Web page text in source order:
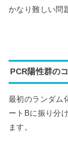
かなり難しい問
PCR陽性群の
最初のランダム
ートBに振り分
ます。